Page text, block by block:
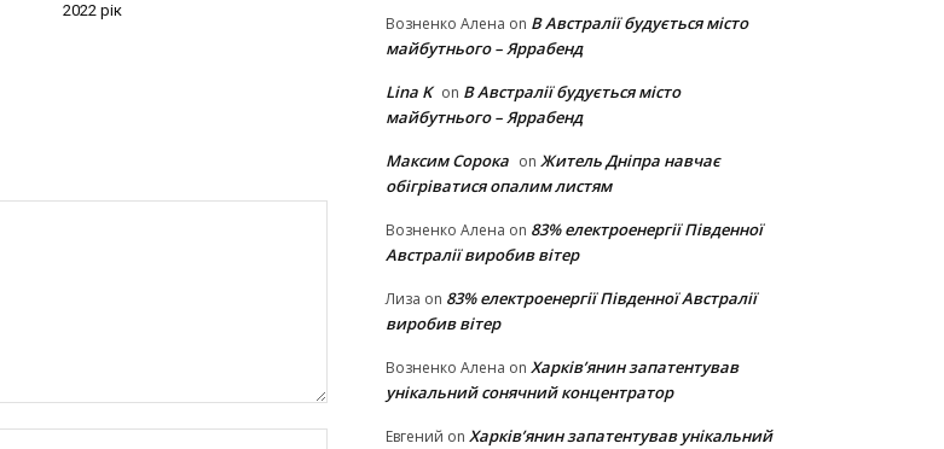
2022 рік
Возненко Алена on В Австралії будується місто
майбутнього – Яррабенд
Lina K on В Австралії будується місто
майбутнього – Яррабенд
Максим Сорока on Житель Дніпра навчає
обігріватися опалим листям
Возненко Алена on 83% електроенергії Південної
Австралії виробив вітер
Лиза on 83% електроенергії Південної Австралії
виробив вітер
Возненко Алена on Харків’янин запатентував
унікальний сонячний концентратор
Евгений on Харків’янин запатентував унікальний